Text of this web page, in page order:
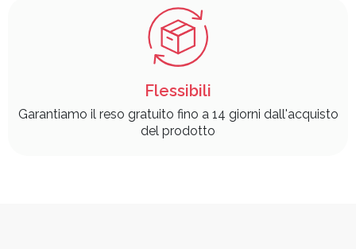
Flessibili
Garantiamo il reso gratuito fino a 14 giorni dall'acquisto
del prodotto